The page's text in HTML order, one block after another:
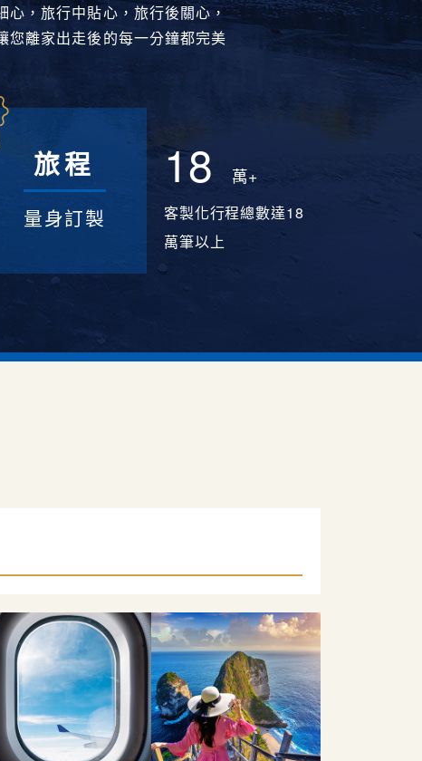
心，旅行中貼心，旅行後關心，
您離家出走後的每一分鐘都完美
18 萬+
客製化行程總數達18
萬筆以上
旅程
量身訂製
問必答又很有耐心解惑 超級讚👍🏻
題都很貼心回答並給予建議👍👍👍 服
灣，哦…坐5hr飛機／趟 真的好累喔！